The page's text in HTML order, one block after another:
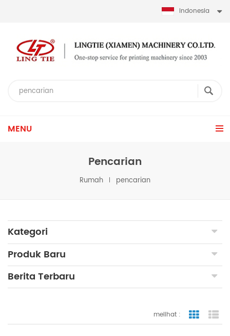
Indonesia
MENU
Pencarian
Rumah pencarian
Kategori
Produk Baru
Berita Terbaru
melihat :